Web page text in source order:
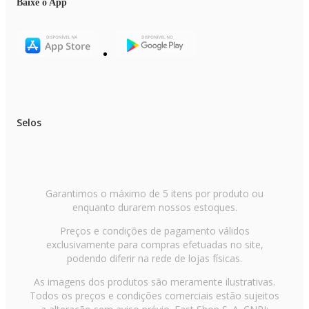
Baixe o App
Selos
Garantimos o máximo de 5 itens por produto ou
enquanto durarem nossos estoques.
Preços e condições de pagamento válidos
exclusivamente para compras efetuadas no site,
podendo diferir na rede de lojas físicas.
As imagens dos produtos são meramente ilustrativas.
Todos os preços e condições comerciais estão sujeitos